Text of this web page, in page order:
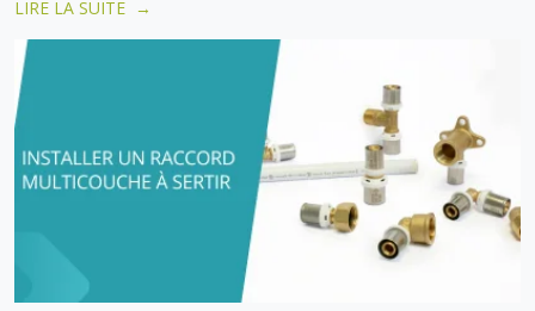
LIRE LA SUITE →